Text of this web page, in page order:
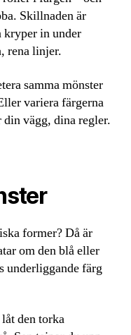
Skillnaden är
kryper in under
rena linjer.
samma mönster
variera färgerna
vägg, dina regler.
former? Då är
om den blå eller
underliggande färg
den torka